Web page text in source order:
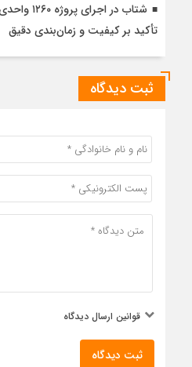
شتاب در
تأکید بر کیفیت و زمان‌بندی دقیق
ثبت دیدگاه
قوانین ارسال دیدگاه
ثبت دیدگاه